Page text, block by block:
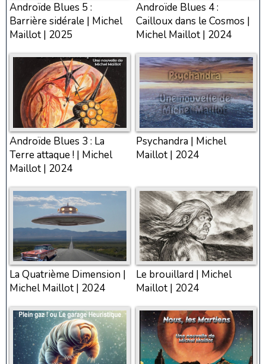
Androïde Blues 5 :
Barrière sidérale | Michel
Maillot | 2025
Androïde Blues 4 :
Cailloux dans le Cosmos |
Michel Maillot | 2024
Androïde Blues 3 : La
Terre attaque ! | Michel
Maillot | 2024
Psychandra | Michel
Maillot | 2024
La Quatrième Dimension |
Michel Maillot | 2024
Le brouillard | Michel
Maillot | 2024